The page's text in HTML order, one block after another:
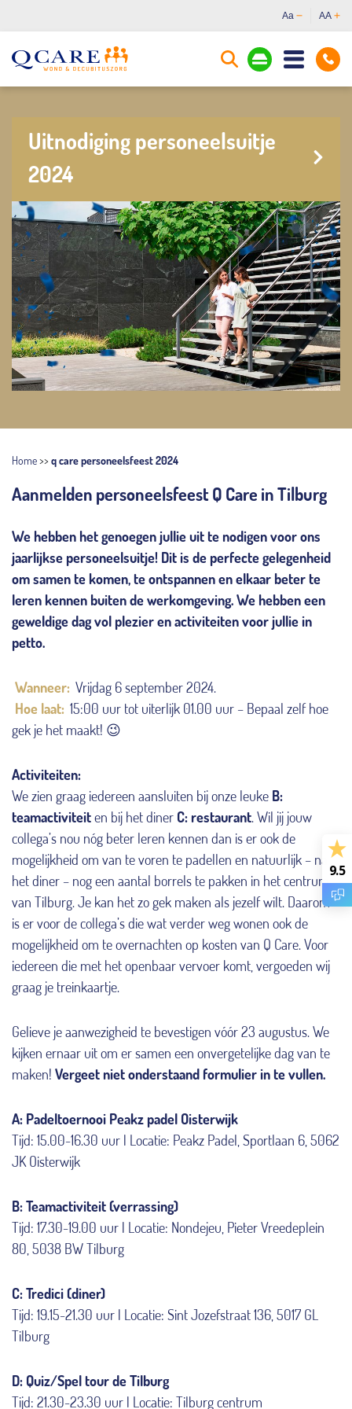
9.5
Aa AA
Uitnodiging personeelsuitje
2024
Home>> q care personeelsfeest 2024
Aanmelden personeelsfeest Q Care in Tilburg
We hebben het genoegen jullie uit te nodigen voor ons
jaarlijkse personeelsuitje! Dit is de perfecte gelegenheid
om samen te komen, te ontspannen en elkaar beter te
leren kennen buiten de werkomgeving. We hebben een
geweldige dag vol plezier en activiteiten voor jullie in
petto.
Wanneer: Vrijdag 6 september 2024.
Hoe laat: 15:00 uur tot uiterlijk 01.00 uur – Bepaal zelf hoe
gek je het maakt! 😉
Activiteiten:
We zien graag iedereen aansluiten bij onze leuke B:
teamactiviteiten bij het diner C: restaurant. Wil jij jouw
collega’s nou nóg beter leren kennen dan is er ook de
mogelijkheid om van te voren te padellen en natuurlijk – na
het diner – nog een aantal borrels te pakken in het centrum
van Tilburg. Je kan het zo gek maken als jezelf wilt. Daarom
is er voor de collega’s die wat verder weg wonen ook de
mogelijkheid om te overnachten op kosten van Q Care. Voor
iedereen die met het openbaar vervoer komt, vergoeden wij
graag je treinkaartje.
Gelieve je aanwezigheid te bevestigen vóór 23 augustus. We
kijken ernaar uit om er samen een onvergetelijke dag van te
maken! Vergeet niet onderstaand formulier in te vullen.
A: Padeltoernooi Peakz padel Oisterwijk
Tijd: 15.00-16.30 uur | Locatie: Peakz Padel, Sportlaan 6, 5062
JK Oisterwijk
B: Teamactiviteit (verrassing)
Tijd: 17.30-19.00 uur | Locatie: Nondejeu, Pieter Vreedeplein
80, 5038 BW Tilburg
C: Tredici (diner)
Tijd: 19.15-21.30 uur | Locatie: Sint Jozefstraat 136, 5017 GL
Tilburg
D: Quiz/Spel tour de Tilburg
Tijd: 21.30-23.30 uur | Locatie: Tilburg centrum